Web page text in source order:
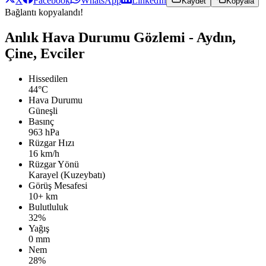
Bağlantı kopyalandı!
Anlık Hava Durumu Gözlemi - Aydın,
Çine, Evciler
Hissedilen
44°C
Hava Durumu
Güneşli
Basınç
963 hPa
Rüzgar Hızı
16 km/h
Rüzgar Yönü
Karayel (Kuzeybatı)
Görüş Mesafesi
10+ km
Bulutluluk
32%
Yağış
0 mm
Nem
28%